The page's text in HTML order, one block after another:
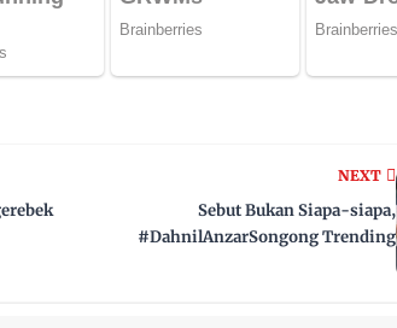
NEXT
Sebut Bukan Siapa-siapa,
#DahnilAnzarSongong Trending